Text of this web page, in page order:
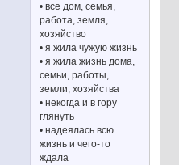
• все дом, семья,
работа, земля,
хозяйство
• я жила чужую жизнь
• я жила жизнь дома,
семьи, работы,
земли, хозяйства
• некогда и в гору
глянуть
• надеялась всю
жизнь и чего-то
ждала